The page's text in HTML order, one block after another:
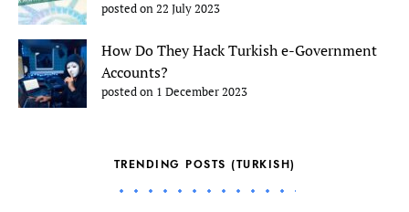
posted on 22 July 2023
How Do They Hack Turkish e-Government
Accounts?
posted on 1 December 2023
TRENDING POSTS (TURKISH)